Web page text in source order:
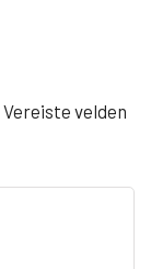
Vereiste velden